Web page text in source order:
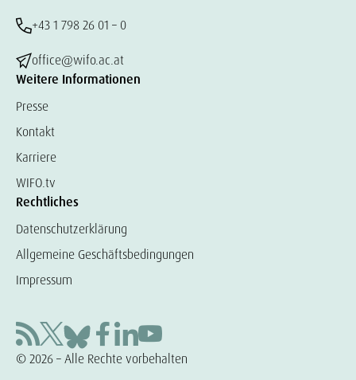
+43 1 798 26 01 – 0
office@wifo.ac.at
Weitere Informationen
Presse
Kontakt
Karriere
WIFO.tv
Rechtliches
Datenschutzerklärung
Allgemeine Geschäftsbedingungen
Impressum
© 2026 – Alle Rechte vorbehalten